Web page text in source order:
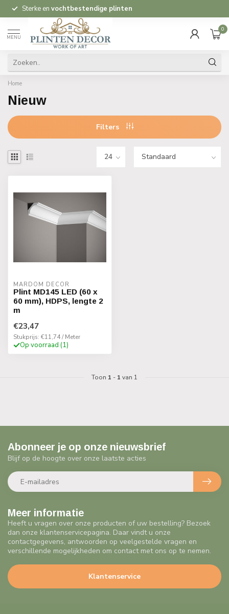
Sterke en vochtbestendige plinten
MENU
0
Home
Nieuw
Filters
MARDOM DECOR
Plint MD145 LED (60 x
60 mm), HDPS, lengte 2
m
€23,47
Stukprijs: €11,74 / Meter
Op voorraad (1)
Toon 1 - 1 van 1
Meer informatie
Heeft u vragen over onze producten of uw bestelling? Bezoek
dan onze klantenservicepagina. Daar vindt u onze
contactgegevens, antwoorden op veelgestelde vragen en
verschillende mogelijkheden om contact met ons op te nemen.
Klantenservice
Abonneer je op onze nieuwsbrief
Blijf op de hoogte over onze laatste acties